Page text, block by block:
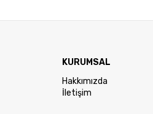
KURUMSAL
Hakkımızda
İletişim